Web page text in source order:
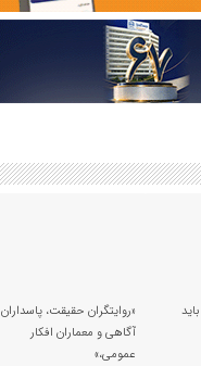
«روایتگران حقیقت، پاسداران
آگاهی و معماران افکار
عمومی،»